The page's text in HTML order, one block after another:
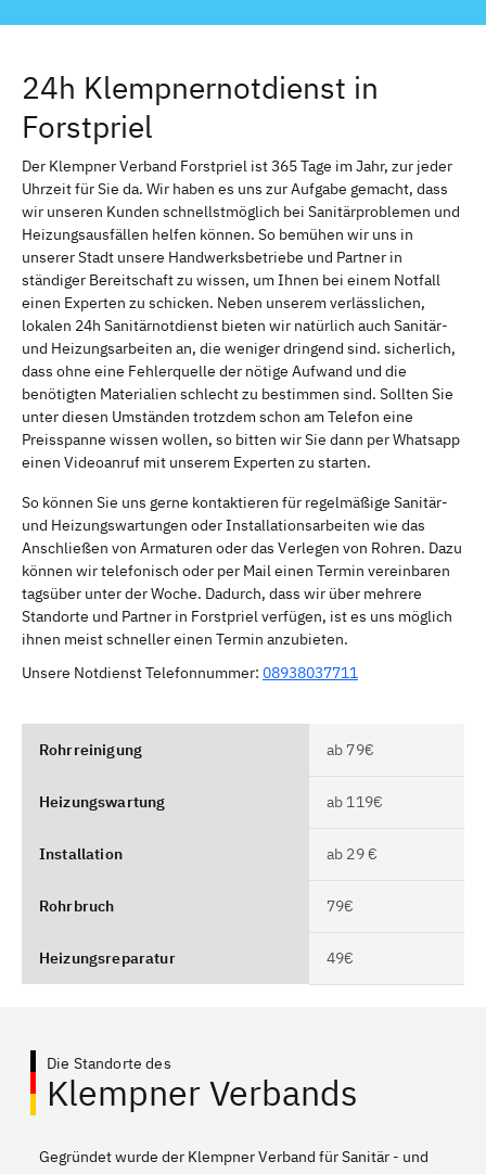
24h Klempnernotdienst in
Forstpriel
Der Klempner Verband Forstpriel ist 365 Tage im Jahr, zur jeder
Uhrzeit für Sie da. Wir haben es uns zur Aufgabe gemacht, dass
wir unseren Kunden schnellstmöglich bei Sanitärproblemen und
Heizungsausfällen helfen können. So bemühen wir uns in
unserer Stadt unsere Handwerksbetriebe und Partner in
ständiger Bereitschaft zu wissen, um Ihnen bei einem Notfall
einen Experten zu schicken. Neben unserem verlässlichen,
lokalen 24h Sanitärnotdienst bieten wir natürlich auch Sanitär-
und Heizungsarbeiten an, die weniger dringend sind. sicherlich,
dass ohne eine Fehlerquelle der nötige Aufwand und die
benötigten Materialien schlecht zu bestimmen sind. Sollten Sie
unter diesen Umständen trotzdem schon am Telefon eine
Preisspanne wissen wollen, so bitten wir Sie dann per Whatsapp
einen Videoanruf mit unserem Experten zu starten.
So können Sie uns gerne kontaktieren für regelmäßige Sanitär-
und Heizungswartungen oder Installationsarbeiten wie das
Anschließen von Armaturen oder das Verlegen von Rohren. Dazu
können wir telefonisch oder per Mail einen Termin vereinbaren
tagsüber unter der Woche. Dadurch, dass wir über mehrere
Standorte und Partner in Forstpriel verfügen, ist es uns möglich
ihnen meist schneller einen Termin anzubieten.
Unsere Notdienst Telefonnummer: 08938037711
Rohrreinigung ab 79€
Heizungswartung ab 119€
Installation ab 29 €
Rohrbruch 79€
Heizungsreparatur 49€
Die Standorte des
Klempner Verbands
Gegründet wurde der Klempner Verband für Sanitär - und